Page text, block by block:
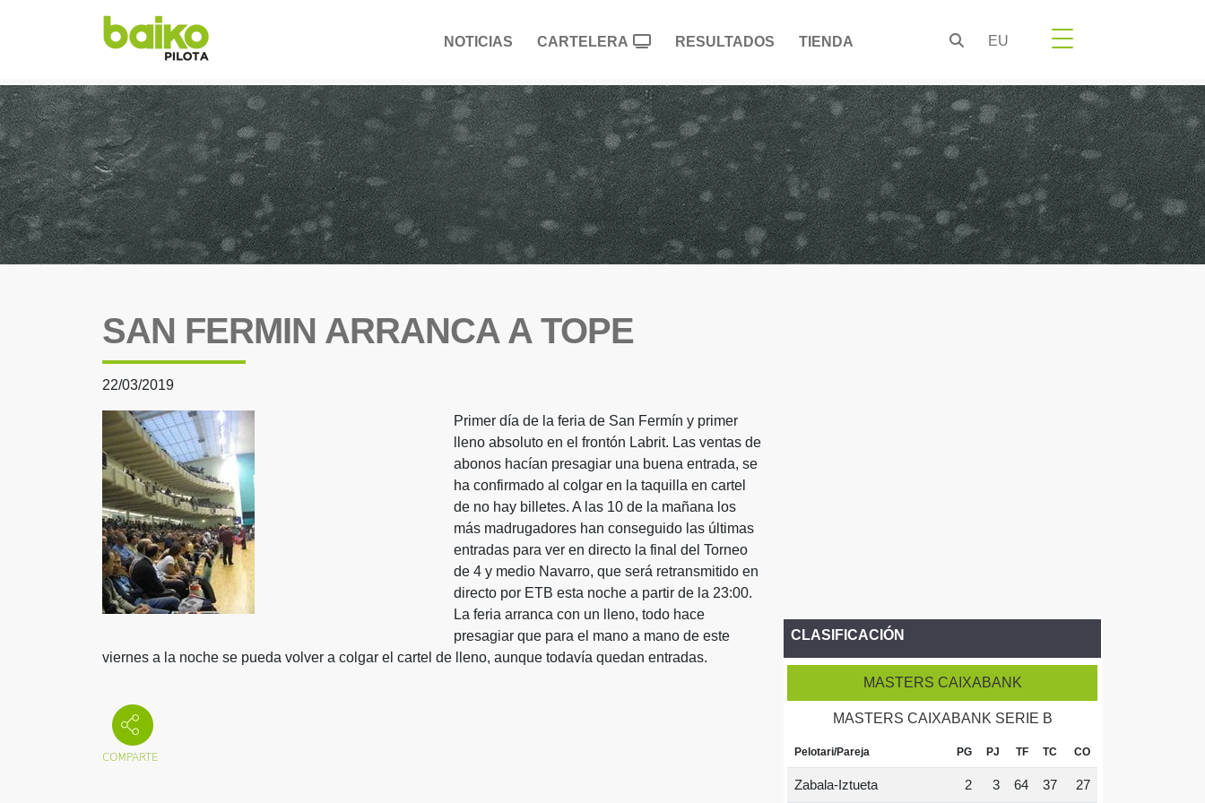
NOTICIAS CARTELERA RESULTADOS TIENDA EU
SAN FERMIN ARRANCA A TOPE
22/03/2019
Primer día de la feria de San Fermín y primer
lleno absoluto en el frontón Labrit. Las ventas de
abonos hacían presagiar una buena entrada, se
ha confirmado al colgar en la taquilla en cartel
de no hay billetes. A las 10 de la mañana los
más madrugadores han conseguido las últimas
entradas para ver en directo la final del Torneo
de 4 y medio Navarro, que será retransmitido en
directo por ETB esta noche a partir de la 23:00.
La feria arranca con un lleno, todo hace
presagiar que para el mano a mano de este
viernes a la noche se pueda volver a colgar el cartel de lleno, aunque todavía quedan entradas.
CLASIFICACIÓN
MASTERS CAIXABANK
MASTERS CAIXABANK SERIE B
Pelotari/Pareja PG PJ TF TC CO
Zabala-Iztueta 2 3 64 37 27